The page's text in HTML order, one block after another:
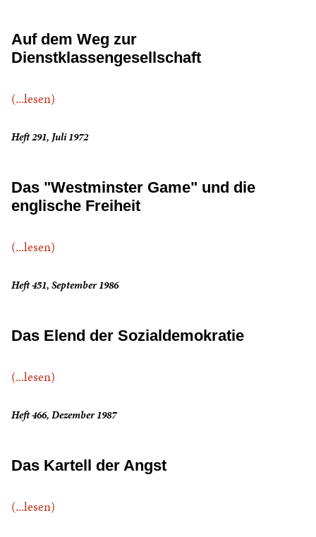
Auf dem Weg zur
Dienstklassengesellschaft
(...lesen)
Heft 291, Juli 1972
Das "Westminster Game" und die
englische Freiheit
(...lesen)
Heft 451, September 1986
Das Elend der Sozialdemokratie
(...lesen)
Heft 466, Dezember 1987
Das Kartell der Angst
(...lesen)